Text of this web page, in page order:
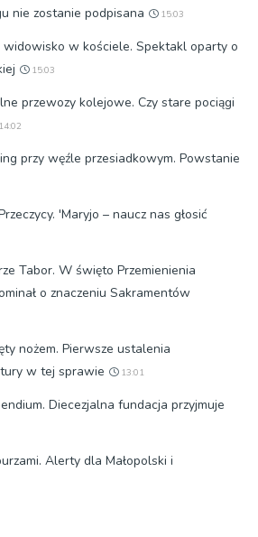
nie zostanie podpisana
15:03
widowisko w kościele. Spektakl oparty o
15:03
przewozy kolejowe. Czy stare pociągi
przy węźle przesiadkowym. Powstanie
'Maryjo – naucz nas głosić
Tabor. W święto Przemienienia
o znaczeniu Sakramentów
nożem. Pierwsze ustalenia
w tej sprawie
13:01
Diecezjalna fundacja przyjmuje
Alerty dla Małopolski i